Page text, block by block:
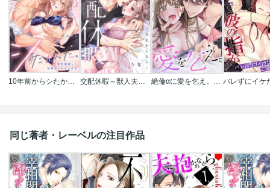
10年前からシたかった。～理性爆散した幼馴染のわからせＨ 交配休暇～獣人夫の本気の発情が止まらない 絶倫αに愛を乞え。【TLオメガバースStory】
同じ著者・レーベルの注目作品